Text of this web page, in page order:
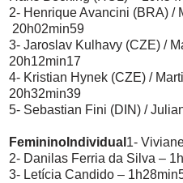
2- Henrique Avancini (BRA) /
20h02min59
3- Jaroslav Kulhavy (CZE) /
20h12min17
4- Kristian Hynek (CZE) /
20h32min39
5- Sebastian Fini (DIN) /
Feminino Individual 1-
2- Danilas Ferria da Silva –
3- Letícia Candido –